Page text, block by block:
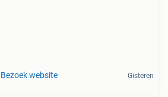
Bezoek website Gisteren